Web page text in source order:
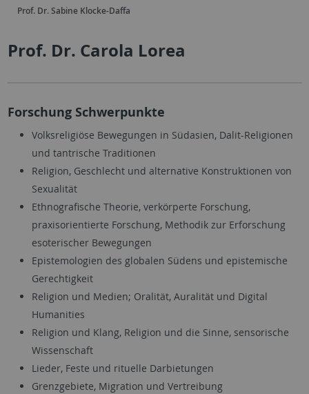
Prof. Dr. Sabine Klocke-Daffa
Prof. Dr. Carola Lorea
Forschung Schwerpunkte
Volksreligiöse Bewegungen in Südasien, Dalit-Religionen
und tantrische Traditionen
Religion, Geschlecht und alternative Konstruktionen von
Sexualität
Ethnografische Theorie, verkörperte Forschung,
praxisorientierte Forschung, Methodik zur Erforschung
esoterischer Bewegungen
Epistemologien des globalen Südens und epistemische
Gerechtigkeit
Religion und Medien; Oralität, Auralität und Digital
Humanities
Religion und Klang, Religion und die Sinne, sensorische
Wissenschaft
Lieder, Feste und rituelle Darbietungen
Grenzgebiete, Migration und Vertreibung